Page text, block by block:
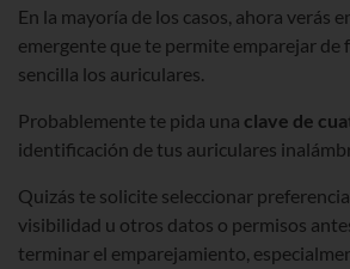
En la mayoría de los casos, ahora verás
emergente que te permite emparejar de
sencilla los auriculares.
Probablemente te pida una clave de
identificación de tus auriculares
Quizás te solicite seleccionar
visibilidad u otros datos o permisos
terminar el emparejamiento,